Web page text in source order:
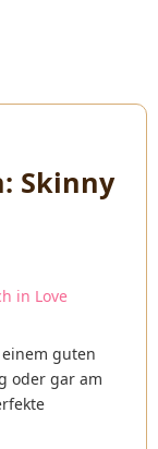
Skinny
guten
oder gar am